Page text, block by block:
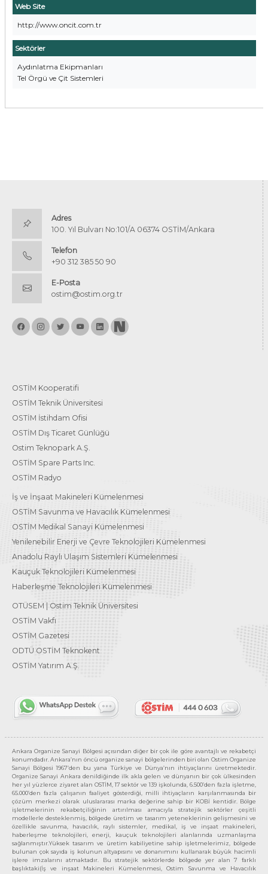
Web Site
http://www.oncit.com.tr
Sektörler
Aydınlatma Ekipmanları
Tel Örgü ve Çit Sistemleri
Adres
100. Yıl Bulvarı No:101/A 06374 OSTİM/Ankara
Telefon
+90 312 385 50 90
E-Posta
ostim@ostim.org.tr
OSTİM Kooperatifi
OSTİM Teknik Üniversitesi
OSTİM İstihdam Ofisi
OSTİM Dış Ticaret Günlüğü
Ostim Teknopark A.Ş.
OSTİM Spare Parts Inc.
OSTİM Radyo
İş ve İnşaat Makineleri Kümelenmesi
OSTİM Savunma ve Havacılık Kümelenmesi
OSTİM Medikal Sanayi Kümelenmesi
Yenilenebilir Enerji ve Çevre Teknolojileri Kümelenmesi
Anadolu Raylı Ulaşım Sistemleri Kümelenmesi
Kauçuk Teknolojileri Kümelenmesi
Haberleşme Teknolojileri Kümelenmesi
OTÜSEM | Ostim Teknik Üniversitesi
OSTİM Vakfı
OSTİM Gazetesi
ODTÜ OSTİM Teknokent
OSTİM Yatırım A.Ş.
Ankara Organize Sanayi Bölgesi açısından diğer bir çok ile göre avantajlı ve rekabetçi
konumdadır. Ankara’nın öncü organize sanayi bölgelerinden biri olan Ostim Organize
Sanayi Bölgesi 1967’den bu yana Türkiye ve Dünya’nın ihtiyaçlarını üretmektedir.
Organize Sanayi Ankara denildiğinde ilk akla gelen ve dünyanın bir çok ülkesinden
her yıl yüzlerce ziyaret alan OSTİM, 17 sektör ve 139 işkolunda, 6.500’den fazla işletme,
65.000’den fazla çalışanın faaliyet gösterdiği, milli ihtiyaçların karşılanmasında bir
çözüm merkezi olarak uluslararası marka değerine sahip bir KOBİ kentidir. Bölge
işletmelerinin rekabetçiliğinin artırılması amacıyla stratejik sektörler çeşitli
modellerle desteklenmiş, bölgede üretim ve tasarım yeteneklerinin gelişmesini ve
özellikle savunma, havacılık, raylı sistemler, medikal, iş ve inşaat makineleri,
haberleşme teknolojileri, enerji, kauçuk teknolojileri alanlarında uzmanlaşma
sağlanmıştır.Yüksek tasarım ve üretim kabiliyetine sahip işletmelerimiz, bölgede
bulunan çok sayıda iş kolunun altyapısını ve donanımını kullanarak büyük hacimli
işlere imzalarını atmaktadır. Bu stratejik sektörlerde bölgede yer alan 7 farklı
başlıktaki(İş ve inşaat Makineleri Kümelenmesi, Ostim Savunma ve Havacılık